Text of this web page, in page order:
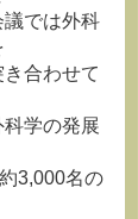
では外科
合わせて
学の発展
3,000名の